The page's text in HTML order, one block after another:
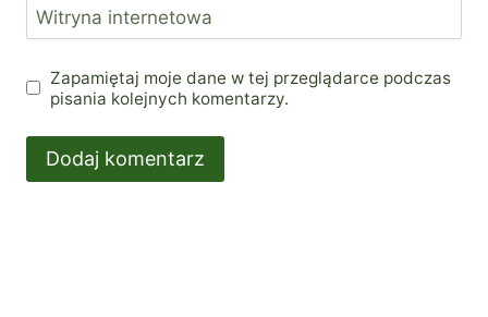
Witryna internetowa
Zapamiętaj moje dane w tej przeglądarce podczas
pisania kolejnych komentarzy.